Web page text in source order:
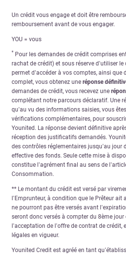
Un crédit vous engage et doit être
remboursement avant de vous engager.
YOU = vous
* Pour les demandes de crédit comprises
rachat de crédit) et sous réserve d’utiliser
permet d’accéder à vos comptes, ainsi
complet, vous obtenez une réponse
demandes de crédit, vous recevez une
complétant notre parcours déclaratif. Une
qu’au vu des informations saisies, vous
vérifications complémentaires, pour
Younited. La réponse devient définitive
réception des justificatifs demandés.
des contrôles réglementaires jusqu’au jour
effective des fonds. Seule cette mise à
constitue l’agrément final au sens de
Consommation.
** Le montant du crédit est versé par
l’Emprunteur, à condition que le Prêteur ait
ne pourront pas être versés avant
seront donc versés à compter du 8ème
l’acceptation de l’offre de contrat de
légales en vigueur.
Younited Credit est agréé en tant